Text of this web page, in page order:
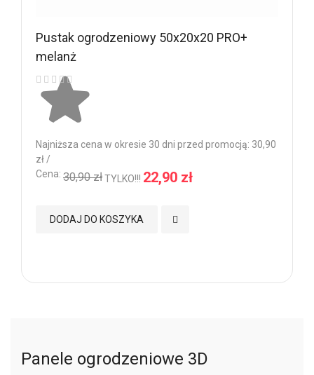
Pustak ogrodzeniowy 50x20x20 PRO+
melanż
Ocena:
Najniższa cena w okresie 30 dni przed promocją: 30,90
zł /
Cena: 30,90 złTYLKO!!! 22,90 zł
DODAJ DO KOSZYKA Dodaj do Ulubionych
Panele ogrodzeniowe 3D